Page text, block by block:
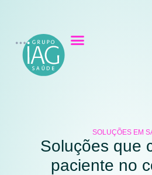
SOLUÇÕES EM
Soluções que
paciente no